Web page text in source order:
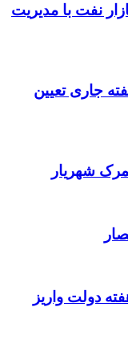
نفت با مدیریت
جاری تعیین
شهریار
دولت واریز